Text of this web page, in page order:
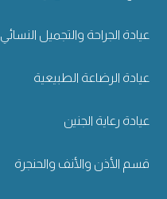
عيادة الجراحة والتجميل النسائي
عيادة الرضاعة الطبيعية
عيادة رعاية الجنين
قسم الأذن والأنف والحنجرة